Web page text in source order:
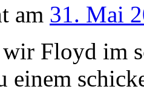
am 31. Mai
wir Floyd im
einem